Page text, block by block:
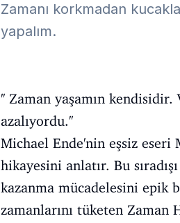
Zamanı korkmadan
yapalım.
'' Zaman yaşamın
azalıyordu.''
Michael Ende'nin eşsiz eseri
hikayesini anlatır. Bu
kazanma mücadelesini epik
zamanlarını tüketen Zaman